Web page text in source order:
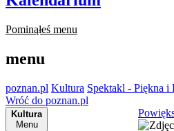
Pominąłeś menu
menu
poznan.pl Kultura Spektakl - Piękna i
Wróć do poznan.pl
Kultura
Menu